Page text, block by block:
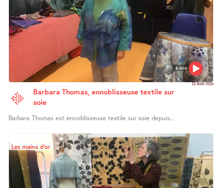
6 min
22 Août 2026
Barbara Thomas, ennoblisseuse textile sur
soie
Barbara Thomas est ennoblisseuse textile sur soie depuis...
Les mains d’or